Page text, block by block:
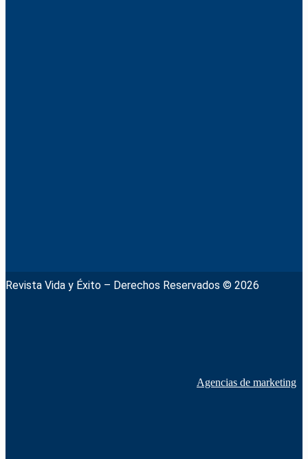
Revista Vida y Éxito – Derechos Reservados © 2026
Agencias de marketing